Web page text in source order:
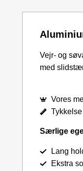
Vejr- og
med
Vores
Særlige
Lang
Ekstra